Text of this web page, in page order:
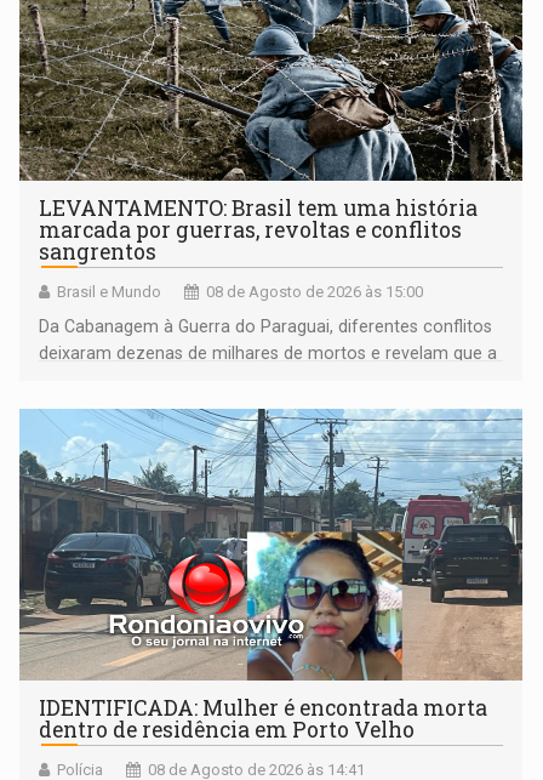
LEVANTAMENTO: Brasil tem uma história
marcada por guerras, revoltas e conflitos
sangrentos
Brasil e Mundo 08 de Agosto de 2026 às 15:00
Da Cabanagem à Guerra do Paraguai, diferentes conflitos
deixaram dezenas de milhares de mortos e revelam que a
territoriais e sociais
IDENTIFICADA: Mulher é encontrada morta
dentro de residência em Porto Velho
Polícia 08 de Agosto de 2026 às 14:41